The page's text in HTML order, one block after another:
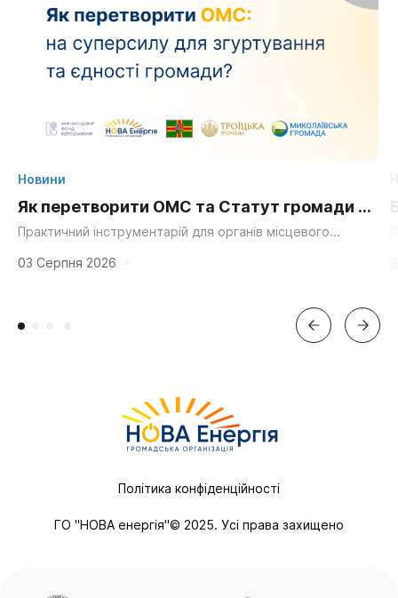
Новини
Як перетворити ОМС та Статут громади на
суперсилу для згуртування та єдності?
Практичний інструментарій для органів місцевого
мешканців. «Мальовнича природа», «працьовиті люди»,
«багата історія» та «вигідне...
03 Серпня 2026
ГО "НОВА енергія"© 2025. Усі права захищено
Політика конфіденційності